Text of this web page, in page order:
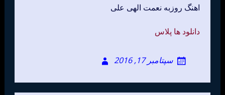
اهنگ روزبه نعمت الهی علی
دانلود ها پلاس
سپتامبر 17, 2016